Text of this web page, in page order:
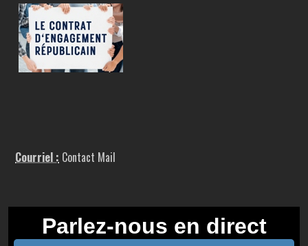
Courriel : Contact Mail